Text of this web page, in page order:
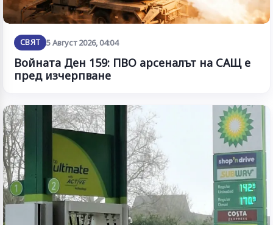
СВЯТ 5 Август 2026, 04:04
Войната Ден 159: ПВО арсеналът на САЩ е
пред изчерпване